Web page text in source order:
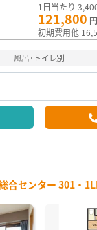
1日当たり
121,800
初期費用他
風呂･トイレ別
合センター 301・